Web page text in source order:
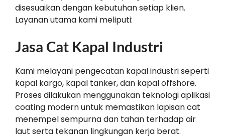
disesuaikan dengan kebutuhan setiap klien.
Layanan utama kami meliputi:
Jasa Cat Kapal Industri
Kami melayani pengecatan kapal industri seperti
kapal kargo, kapal tanker, dan kapal offshore.
Proses dilakukan menggunakan teknologi aplikasi
coating modern untuk memastikan lapisan cat
menempel sempurna dan tahan terhadap air
laut serta tekanan lingkungan kerja berat.